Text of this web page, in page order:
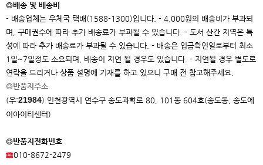
◎배송 및 배송비
- 배송업체는 우체국 택배(1588-1300)입니다. - 4,000원의 배송비가 부과되
며, 구매권수에 따라 추가 배송료가 부과될 수 있습니다. - 도서 산간 지역은 특
성에 따라 추가 배송료가 부과될 수 있습니다. - 배송은 입금확인일로부터 최소
1일~7일정도 소요되며, 배송이 지연 될 경우도 있습니다. - 지연될 경우 별도로
연락을 드리거나 상품 설명에 기재를 하고 있으니 구매 전 참고해주세요.
◎반품지주소
(우:21984) 인천광역시 연수구 송도과학로 80, 101동 604호(송도동, 송도에
이아이 티센터)
◎반품지전화번호
010-8672-2479